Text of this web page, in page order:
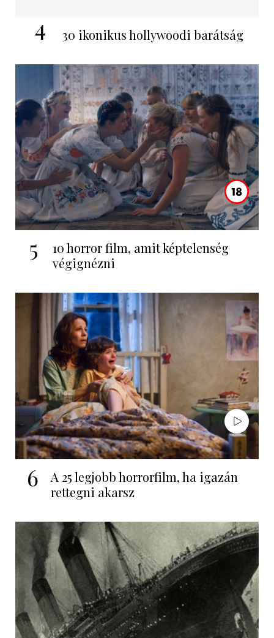
4 30 ikonikus hollywoodi barátság
5
10 horror film, amit képtelenség
végignézni
6
A 25 legjobb horrorfilm, ha igazán
rettegni akarsz